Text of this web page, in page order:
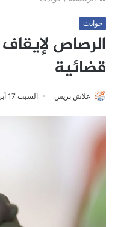
حوادث
الرصاص
قضائية
علاش بريس السبت 17 أبريل 2021